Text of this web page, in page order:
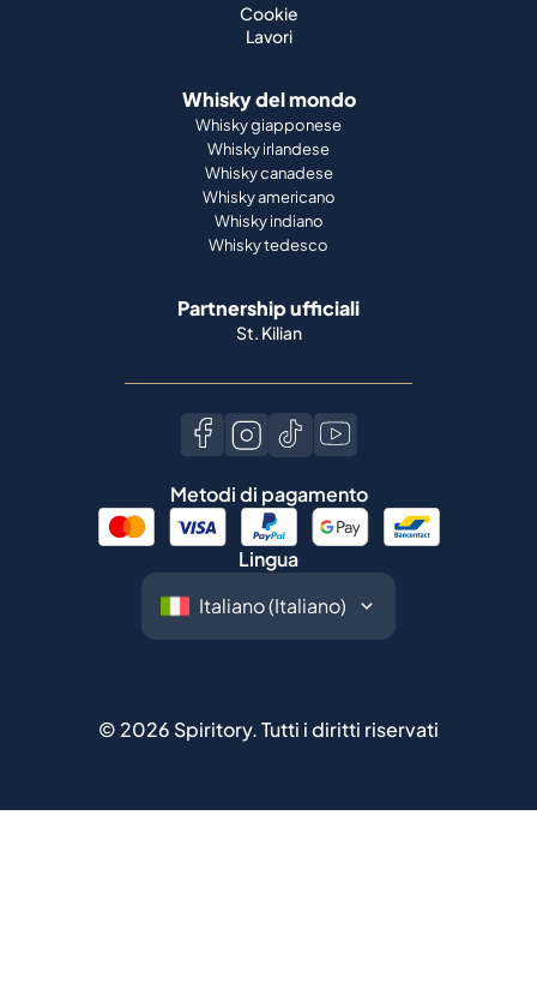
Whisky giapponese
Whisky irlandese
Whisky indiano
Whisky tedesco
Partnership ufficiali
St. Kilian
Lingua
2026Spiritory.Tutti i diritti riservati